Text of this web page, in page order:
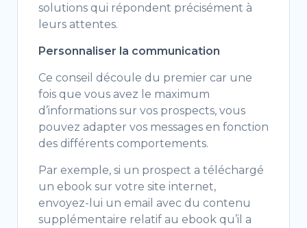
solutions qui répondent précisément à
leurs attentes.
Personnaliser la communication
Ce conseil découle du premier car une
fois que vous avez le maximum
d’informations sur vos prospects, vous
pouvez adapter vos messages en fonction
des différents comportements.
Par exemple, si un prospect a téléchargé
un ebook sur votre site internet,
envoyez-lui un email avec du contenu
supplémentaire relatif au ebook qu’il a